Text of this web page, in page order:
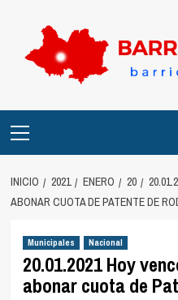
contenido
principal
INICIO 2021 ENERO 20
ABONAR CUOTA DE PATENTE DE
Municipales Nacional
20.01.2021 Hoy
abonar cuota de